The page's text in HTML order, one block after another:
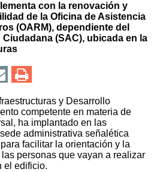
con la renovación y
de la Oficina de Asistencia
(OARM), dependiente del
(SAC), ubicada en la
y Desarrollo
competente en materia de
ha implantado en las
administrativa señalética
facilitar la orientación y la
personas que vayan a realizar
el edificio.